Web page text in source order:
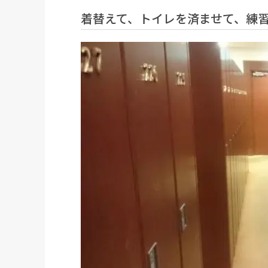
着替えて、トイレを済ませて、練